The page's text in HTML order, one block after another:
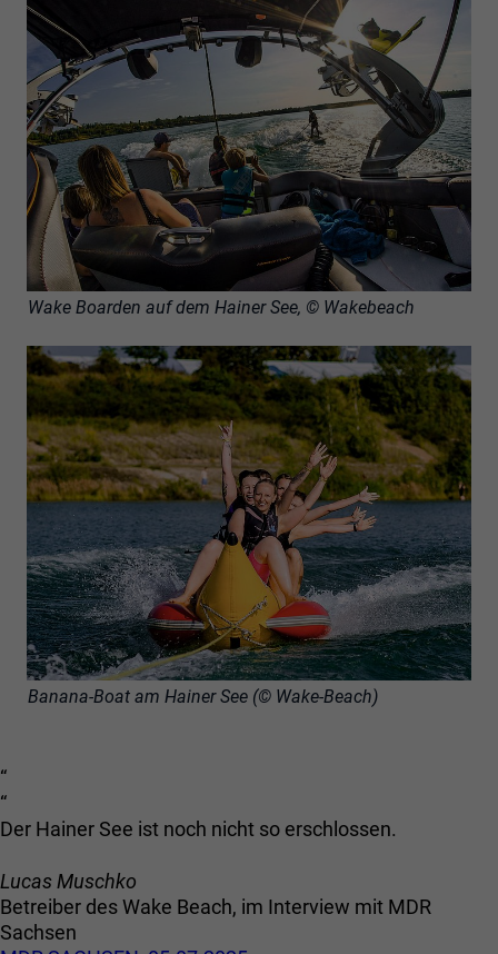
Wake Boarden auf dem Hainer See, © Wakebeach
Banana-Boat am Hainer See (© Wake-Beach)
“
“
Der Hainer See ist noch nicht so erschlossen.
Lucas Muschko
Betreiber des Wake Beach, im Interview mit MDR
Sachsen